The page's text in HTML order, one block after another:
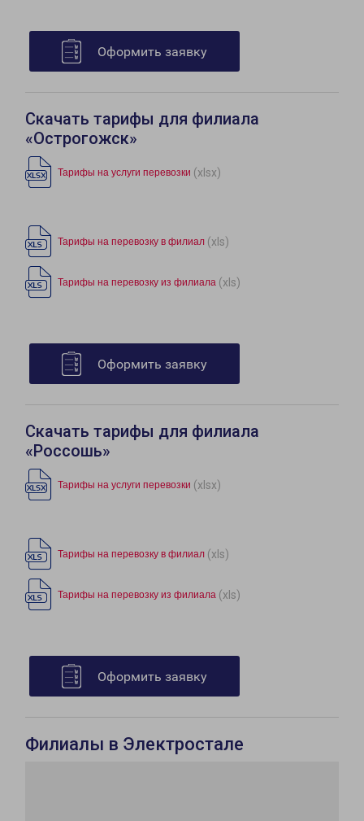
Оформить заявку
Скачать тарифы для филиала
«Острогожск»
Тарифы на услуги перевозки (xlsx)
Тарифы на перевозку в филиал (xls)
Тарифы на перевозку из филиала (xls)
Оформить заявку
Скачать тарифы для филиала
«Россошь»
Тарифы на услуги перевозки (xlsx)
Тарифы на перевозку в филиал (xls)
Тарифы на перевозку из филиала (xls)
Оформить заявку
Филиалы в Электростале